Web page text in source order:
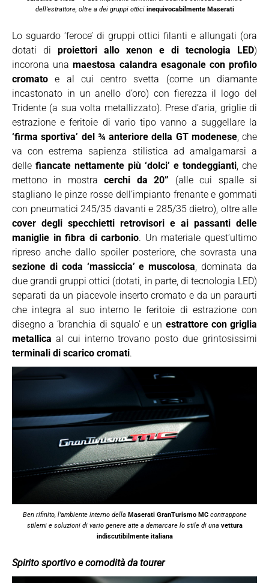
dell’estrattore, oltre a dei gruppi ottici inequivocabilmente Maserati
Lo sguardo ‘feroce’ di gruppi ottici filanti e allungati (ora
dotati di proiettori allo xenon e di tecnologia LED)
incorona una maestosa calandra esagonale con profilo
cromato e al cui centro svetta (come un diamante
incastonato in un anello d’oro) con fierezza il logo del
Tridente (a sua volta metallizzato). Prese d’aria, griglie di
estrazione e feritoie di vario tipo vanno a suggellare la
‘firma sportiva’ del ¾ anteriore della GT modenese, che
va con estrema sapienza stilistica ad amalgamarsi a
delle fiancate nettamente più ‘dolci’ e tondeggianti , che
mettono in mostracerchi da 20” (alle cui spalle si
stagliano le pinze rosse dell’impianto frenante e gommati
con pneumatici 245/35 davanti e 285/35 dietro), oltre alle
cover degli specchietti retrovisori e ai passanti delle
maniglie in fibra di carbonio. Un materiale quest’ultimo
ripreso anche dallo spoiler posteriore, che sovrasta una
sezione di coda ‘massiccia’ e muscolosa , dominata da
due grandi gruppi ottici (dotati, in parte, di tecnologia LED)
separati da un piacevole inserto cromato e da un paraurti
che integra al suo interno le feritoie di estrazione con
disegno a ‘branchia di squalo’ e un estrattore con griglia
metallica al cui interno trovano posto due grintosissimi
terminali di scarico cromati.
Ben rifinito, l’ambiente interno della Maserati GranTurismo MCcontrappone
stilemi e soluzioni di vario genere atte a demarcare lo stile di una vettura
indiscutibilmente italiana
Spirito sportivo e comodità da tourer